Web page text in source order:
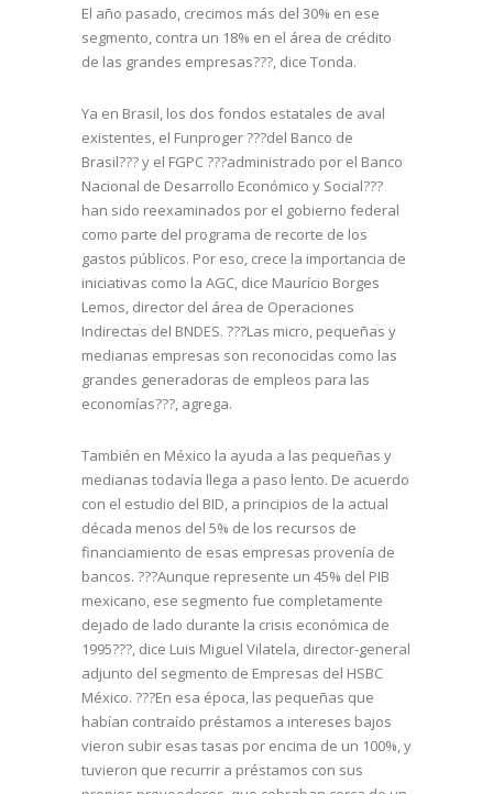
El año pasado, crecimos más del 30% en ese
segmento, contra un 18% en el área de crédito
de las grandes empresas???, dice Tonda.
Ya en Brasil, los dos fondos estatales de aval
existentes, el Funproger ???del Banco de
Brasil??? y el FGPC ???administrado por el Banco
Nacional de Desarrollo Económico y Social???
han sido reexaminados por el gobierno federal
como parte del programa de recorte de los
gastos públicos. Por eso, crece la importancia de
iniciativas como la AGC, dice Maurício Borges
Lemos, director del área de Operaciones
Indirectas del BNDES. ???Las micro, pequeñas y
medianas empresas son reconocidas como las
grandes generadoras de empleos para las
economías???, agrega.
También en México la ayuda a las pequeñas y
medianas todavía llega a paso lento. De acuerdo
con el estudio del BID, a principios de la actual
década menos del 5% de los recursos de
financiamiento de esas empresas provenía de
bancos. ???Aunque represente un 45% del PIB
mexicano, ese segmento fue completamente
dejado de lado durante la crisis económica de
1995???, dice Luis Miguel Vilatela, director-general
adjunto del segmento de Empresas del HSBC
México. ???En esa época, las pequeñas que
habían contraído préstamos a intereses bajos
vieron subir esas tasas por encima de un 100%, y
tuvieron que recurrir a préstamos con sus